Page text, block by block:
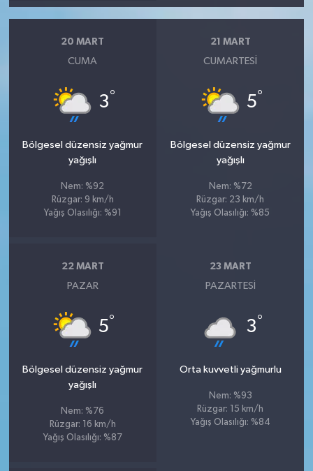
20 MART
CUMA
3°
Bölgesel düzensiz yağmur
yağışlı
Nem: %92
Rüzgar: 9 km/h
Yağış Olasılığı: %91
21 MART
CUMARTESI
5°
Bölgesel düzensiz yağmur
yağışlı
Nem: %72
Rüzgar: 23 km/h
Yağış Olasılığı: %85
22 MART
PAZAR
5°
Bölgesel düzensiz yağmur
yağışlı
Nem: %76
Rüzgar: 16 km/h
Yağış Olasılığı: %87
23 MART
PAZARTESI
3°
Orta kuvvetli yağmurlu
Nem: %93
Rüzgar: 15 km/h
Yağış Olasılığı: %84